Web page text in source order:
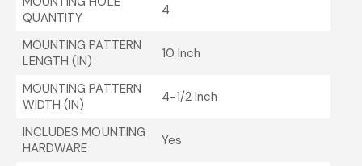
QUANTITY
4
MOUNTING PATTERN
LENGTH (IN)
10 Inch
MOUNTING PATTERN
WIDTH (IN)
4-1/2 Inch
INCLUDES MOUNTING
HARDWARE
Yes